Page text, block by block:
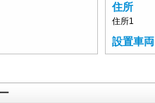
住所
住所1
設置車両